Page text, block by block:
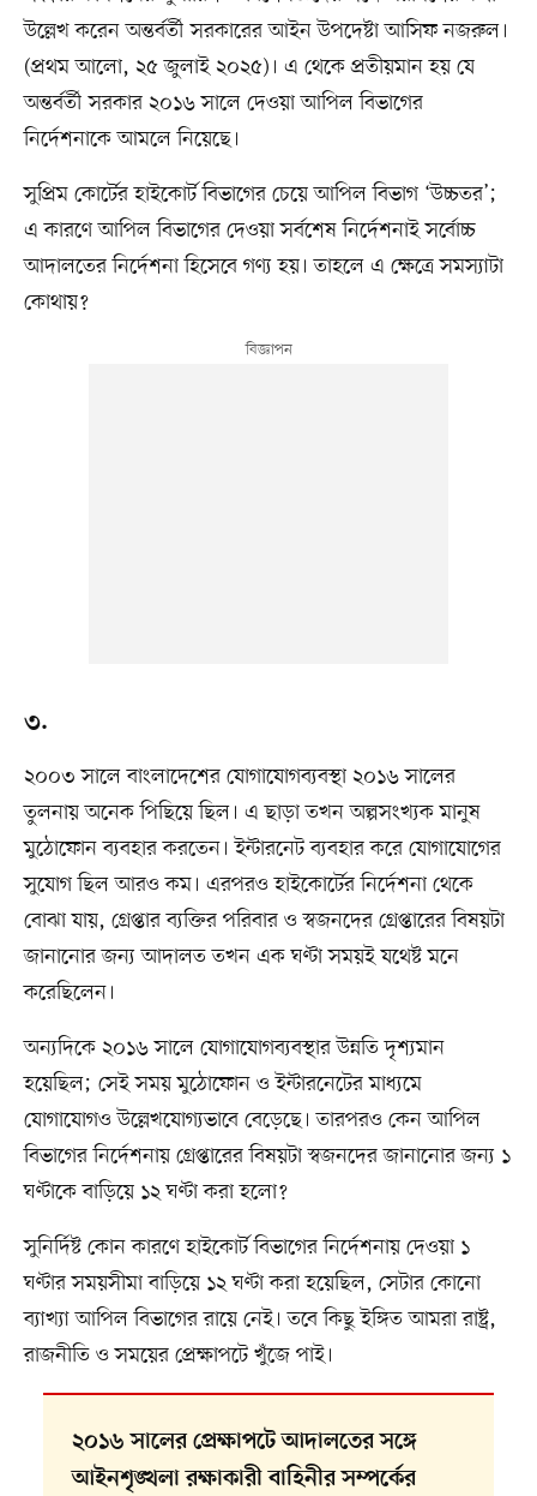
উল্লেখ করেন অন্তর্বর্তী সরকারের আইন উপদেষ্টা আসিফ নজরুল।
(প্রথম আলো, ২৫ জুলাই ২০২৫)। এ থেকে প্রতীয়মান হয় যে
অন্তর্বর্তী সরকার ২০১৬ সালে দেওয়া আপিল বিভাগের
নির্দেশনাকে আমলে নিয়েছে।
সুপ্রিম কোর্টের হাইকোর্ট বিভাগের চেয়ে আপিল বিভাগ ‘উচ্চতর’;
এ কারণে আপিল বিভাগের দেওয়া সর্বশেষ নির্দেশনাই সর্বোচ্চ
আদালতের নির্দেশনা হিসেবে গণ্য হয়। তাহলে এ ক্ষেত্রে সমস্যাটা
কোথায়?
৩.
২০০৩ সালে বাংলাদেশের যোগাযোগব্যবস্থা ২০১৬ সালের
তুলনায় অনেক পিছিয়ে ছিল। এ ছাড়া তখন অল্পসংখ্যক মানুষ
মুঠোফোন ব্যবহার করতেন। ইন্টারনেট ব্যবহার করে যোগাযোগের
সুযোগ ছিল আরও কম। এরপরও হাইকোর্টের নির্দেশনা থেকে
বোঝা যায়, গ্রেপ্তার ব্যক্তির পরিবার ও স্বজনদের গ্রেপ্তারের বিষয়টা
জানানোর জন্য আদালত তখন এক ঘণ্টা সময়ই যথেষ্ট মনে
করেছিলেন।
অন্যদিকে ২০১৬ সালে যোগাযোগব্যবস্থার উন্নতি দৃশ্যমান
হয়েছিল; সেই সময় মুঠোফোন ও ইন্টারনেটের মাধ্যমে
যোগাযোগও উল্লেখযোগ্যভাবে বেড়েছে। তারপরও কেন আপিল
বিভাগের নির্দেশনায় গ্রেপ্তারের বিষয়টা স্বজনদের জানানোর জন্য ১
ঘণ্টাকে বাড়িয়ে ১২ ঘণ্টা করা হলো?
সুনির্দিষ্ট কোন কারণে হাইকোর্ট বিভাগের নির্দেশনায় দেওয়া ১
ঘণ্টার সময়সীমা বাড়িয়ে ১২ ঘণ্টা করা হয়েছিল, সেটার কোনো
ব্যাখ্যা আপিল বিভাগের রায়ে নেই। তবে কিছু ইঙ্গিত আমরা রাষ্ট্র,
রাজনীতি ও সময়ের প্রেক্ষাপটে খুঁজে পাই।
২০১৬ সালের প্রেক্ষাপটে আদালতের সঙ্গে
আইনশৃঙ্খলা রক্ষাকারী বাহিনীর সম্পর্কের